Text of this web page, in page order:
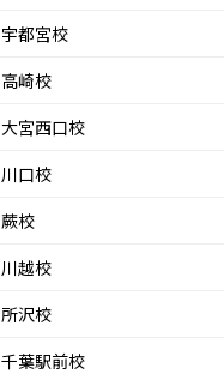
宇都宮校
高崎校
大宮西口校
川口校
蕨校
川越校
所沢校
千葉駅前校